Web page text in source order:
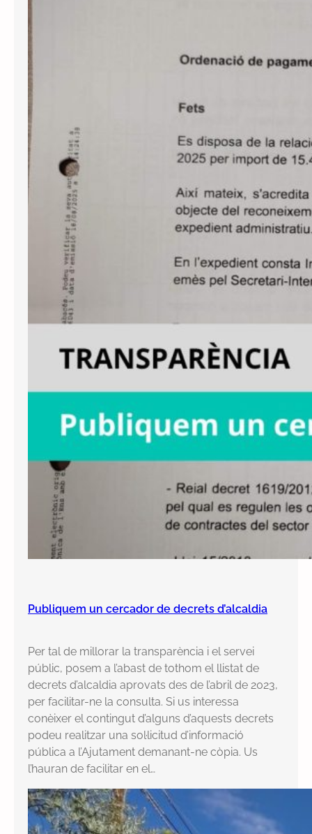
Publiquem un cercador de decrets d’alcaldia
Per tal de millorar la transparència i el servei
públic, posem a l’abast de tothom el llistat de
decrets d’alcaldia aprovats des de l’abril de 2023,
per facilitar-ne la consulta. Si us interessa
conèixer el contingut d’alguns d’aquests decrets
podeu realitzar una sol·licitud d’informació
pública a l’Ajutament demanant-ne còpia. Us
l’hauran de facilitar en el…